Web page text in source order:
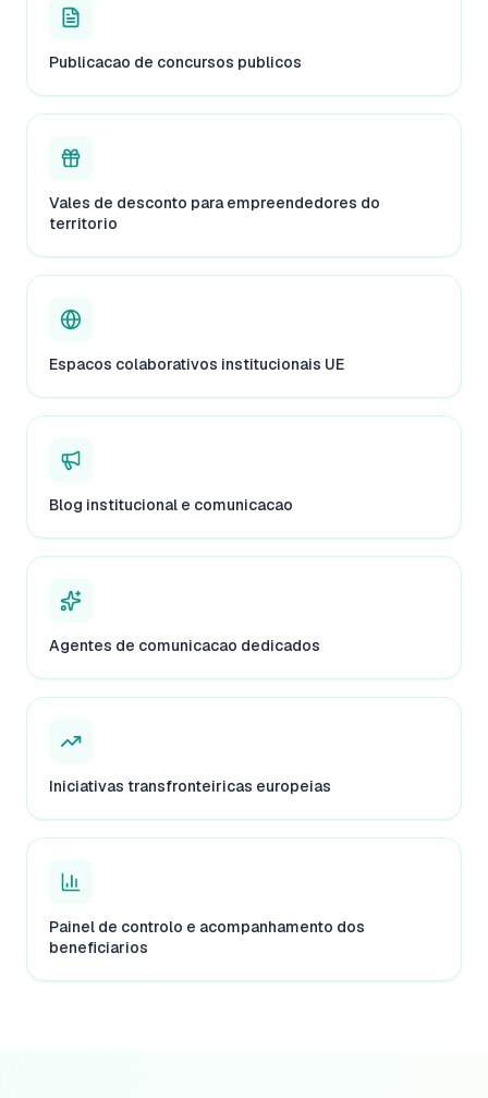
Publicacao de concursos publicos
Vales de desconto para empreendedores do
territorio
Espacos colaborativos institucionais UE
Blog institucional e comunicacao
Agentes de comunicacao dedicados
Iniciativas transfronteiricas europeias
Painel de controlo e acompanhamento dos
beneficiarios